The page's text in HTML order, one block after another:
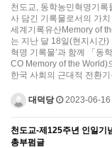
천도교, 동학농민혁명기록
사 담긴 기록물로서의 가
세계기록유산Memory of
는 지난 달 18일(현지시간
혁명 기록물’과 함께 「동
CO Memory of the World)
한국 사회의 근대적 전환
대덕당 2023-06-16
천도교-제125주년 인일기
총부펌글